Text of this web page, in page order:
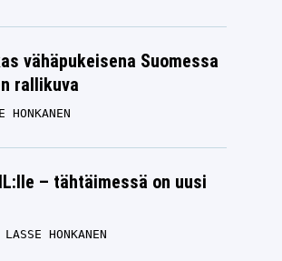
vähäpukeisena Suomessa
rallikuva
HONKANEN
– tähtäimessä on uusi
LASSE HONKANEN